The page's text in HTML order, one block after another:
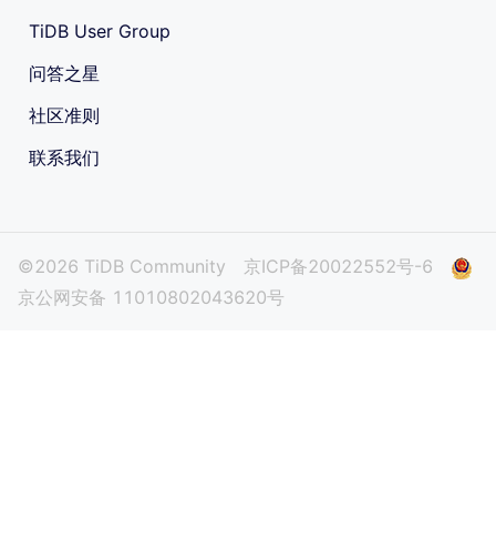
TiDB User Group
问答之星
社区准则
联系我们
©2026 TiDB Community
京ICP备20022552号-6
京公网安备 11010802043620号